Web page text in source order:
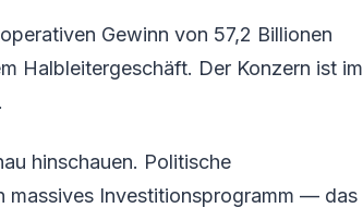
Gewinn von 57,2 Billionen
Halbleitergeschäft. Der Konzern ist im
hinschauen. Politische
massives Investitionsprogramm — das